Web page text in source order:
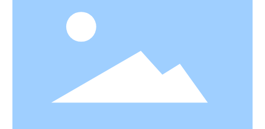
新能源电源防雷器 PBAV-1000